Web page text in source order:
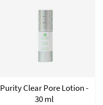
Purity Clear Pore Lotion -
30 ml